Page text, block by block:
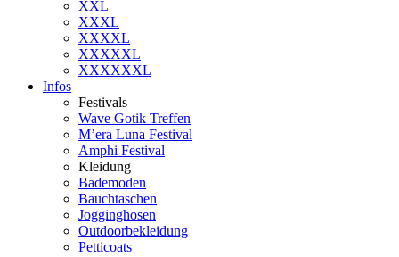
XXL
XXXL
XXXXL
XXXXXL
XXXXXXL
Infos
Festivals
Wave Gotik Treffen
M’era Luna Festival
Amphi Festival
Kleidung
Bademoden
Bauchtaschen
Jogginghosen
Outdoorbekleidung
Petticoats